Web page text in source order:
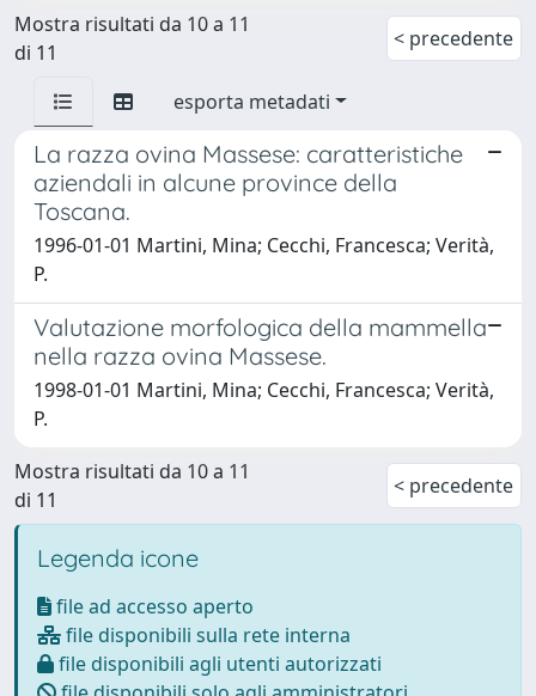
Mostra risultati da 10 a 11
di 11
< precedente
esporta metadati
La razza ovina Massese: caratteristiche
aziendali in alcune province della
Toscana.
1996-01-01 Martini, Mina; Cecchi, Francesca; Verità,
P.
Valutazione morfologica della mammella
nella razza ovina Massese.
1998-01-01 Martini, Mina; Cecchi, Francesca; Verità,
P.
Mostra risultati da 10 a 11
di 11
< precedente
Legenda icone
file ad accesso aperto
file disponibili sulla rete interna
file disponibili agli utenti autorizzati